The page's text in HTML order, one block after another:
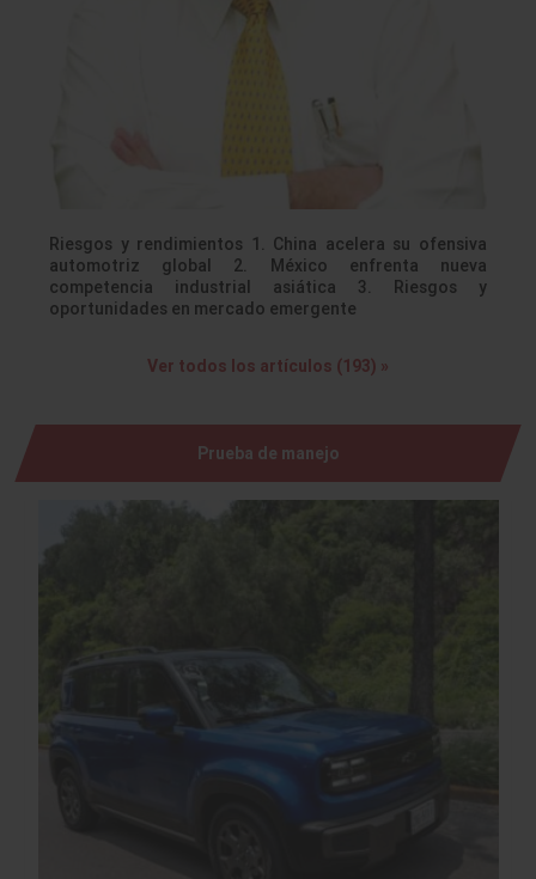
Riesgos y rendimientos 1. China acelera su ofensiva
automotriz global 2. México enfrenta nueva
competencia industrial asiática 3. Riesgos y
oportunidades en mercado emergente
Ver todos los artículos (193) »
Prueba de manejo